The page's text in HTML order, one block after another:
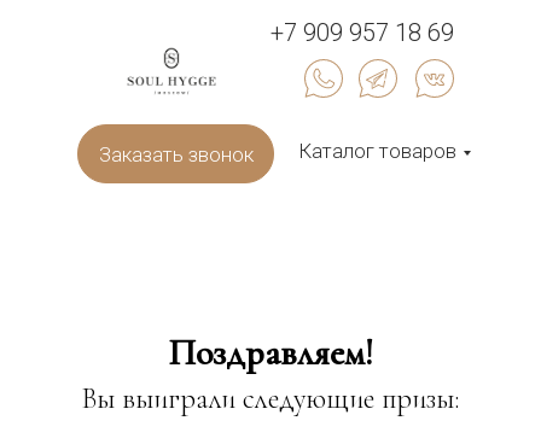
Каталог товаров
+7 909 957 18 69
Заказать звонок
Поздравляем!
Вы выиграли следующие призы: